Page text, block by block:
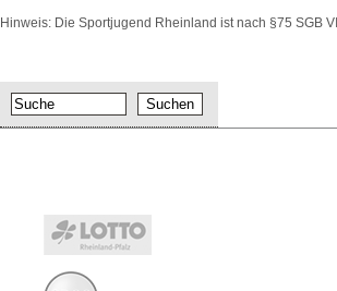
Hinweis: Die Sportjugend Rheinland ist nach §75 SGB